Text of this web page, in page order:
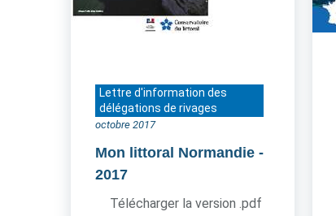
Lettre d'information des
délégations de rivages
octobre 2017
Mon littoral Normandie -
2017
Télécharger la version .pdf